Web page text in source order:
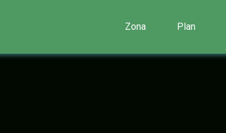
Zona Plan